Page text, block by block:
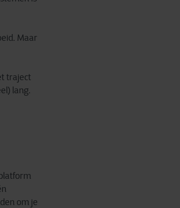
Maar
traject
lang.
om je